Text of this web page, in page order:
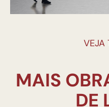
VEJA
MAIS